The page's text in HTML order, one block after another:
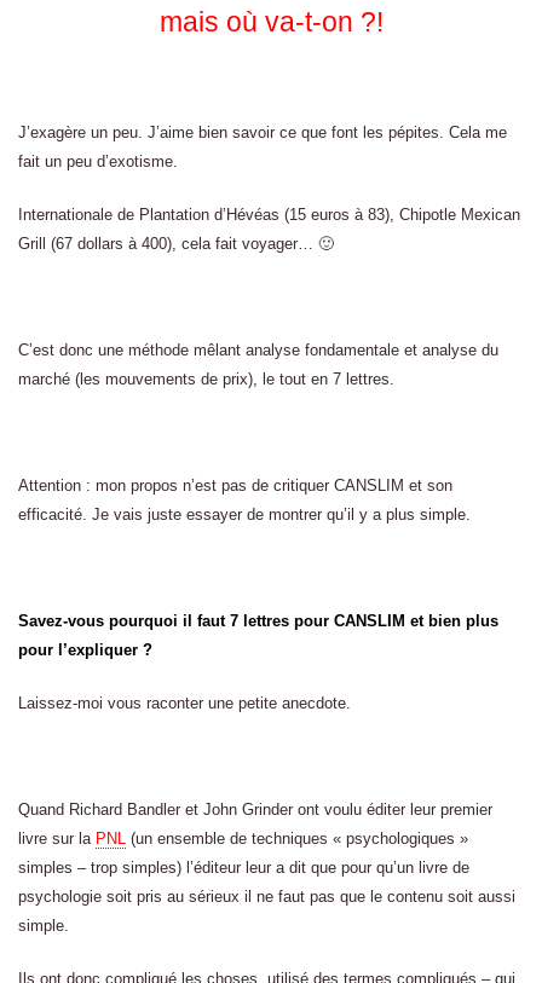
mais où va-t-on ?!
J’exagère un peu. J’aime bien savoir ce que font les pépites. Cela me
fait un peu d’exotisme.
Internationale de Plantation d’Hévéas (15 euros à 83), Chipotle Mexican
Grill (67 dollars à 400), cela fait voyager… 🙂
C’est donc une méthode mêlant analyse fondamentale et analyse du
marché (les mouvements de prix), le tout en 7 lettres.
Attention : mon propos n’est pas de critiquer CANSLIM et son
efficacité. Je vais juste essayer de montrer qu’il y a plus simple.
Savez-vous pourquoi il faut 7 lettres pour CANSLIM et bien plus
pour l’expliquer ?
Laissez-moi vous raconter une petite anecdote.
Quand Richard Bandler et John Grinder ont voulu éditer leur premier
livre sur la PNL (un ensemble de techniques « psychologiques »
simples – trop simples) l’éditeur leur a dit que pour qu’un livre de
psychologie soit pris au sérieux il ne faut pas que le contenu soit aussi
simple.
Ils ont donc compliqué les choses, utilisé des termes compliqués – qui